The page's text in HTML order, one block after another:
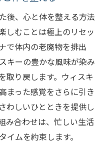
後、心と体を整える方法
しむことは極上のリセッ
で体内の老廃物を排出
キーの豊かな風味が染み
取り戻します。ウィスキ
まった感覚をさらに引き
わしいひとときを提供し
み合わせは、忙しい生活
ムを約束します。